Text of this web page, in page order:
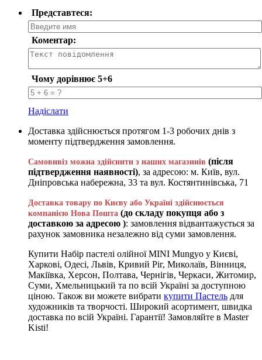
Представтеся:
Коментар:
Чому дорівнює 5+6
Надіслати
Доставка здійснюється протягом 1-3 робочих днів з
моменту підтвердження замовлення.
Самовивіз можна здійснити з наших магазинів (після
підтвердження наявності), за адресою: м. Київ, вул.
Дніпровська набережна, 33 та вул. Костянтинівська, 71
Доставка товару по Києву або Україні здійснюється
компанією Нова Пошта (до складу покупця або з
доставкою за адресою ): замовлення відвантажується за
рахунок замовника незалежно від суми замовлення.
Купити Набір пастелі олійної MINI Mungyo у Києві,
Харкові, Одесі, Львів, Кривий Ріг, Миколаїв, Вінниця,
Макіївка, Херсон, Полтава, Чернігів, Черкаси, Житомир,
Суми, Хмельницький та по всій Україні за доступною
ціною. Також ви можете вибрати купити Пастель для
художників та творчості. Широкий асортимент, швидка
доставка по всій Україні. Гарантії! Замовляйте в Master
Kisti!